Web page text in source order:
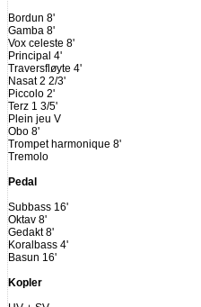
Bordun 8'
Gamba 8'
Vox celeste 8'
Principal 4'
Traversfløyte 4'
Nasat 2 2/3'
Piccolo 2'
Terz 1 3/5'
Plein jeu V
Obo 8'
Trompet harmonique 8'
Tremolo
Pedal
Subbass 16'
Oktav 8'
Gedakt 8'
Koralbass 4'
Basun 16'
Kopler